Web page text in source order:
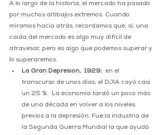
A lo largo de la historia, el mercado ha pasado
por muchos altibajos extremos. Cuando
miramos hacia atrás, recordamos que, sí, una
caída del mercado es algo muy difícil de
atravesar, pero es algo que podemos superar y
lo superaremos.
La Gran Depresión,  1929:
  en el
transcurso de unos días, el DJIA cayó casi
un 25 %.  La economía tardó un poco más
de una década en volver a los niveles
previos a la depresión. Fue la industria de
la Segunda Guerra Mundial la que ayudó